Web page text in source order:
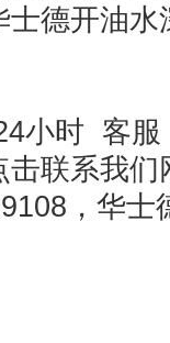
士德开油
小时 客服
击联系我们
，华士